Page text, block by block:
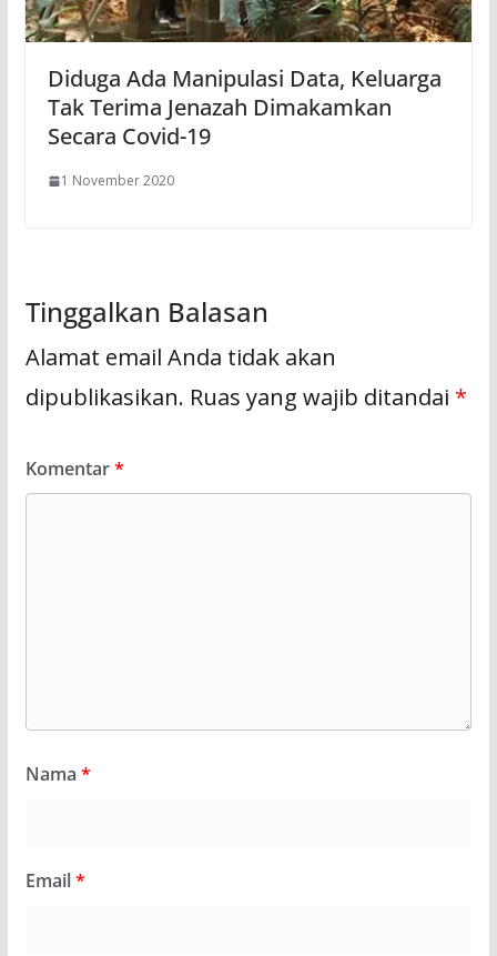
Diduga Ada Manipulasi Data, Keluarga
Tak Terima Jenazah Dimakamkan
Secara Covid-19
1 November 2020
Tinggalkan Balasan
Alamat email Anda tidak akan
dipublikasikan. Ruas yang wajib ditandai *
Komentar*
Nama *
Email*